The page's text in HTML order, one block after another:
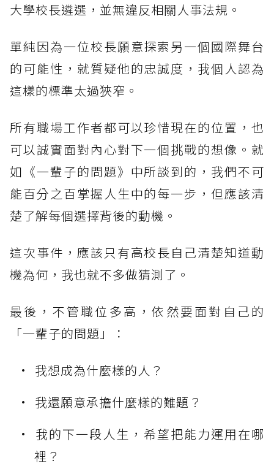
大學校長遴選，並無違反相關人事法規。
單純因為一位校長願意探索另一個國際舞台
的可能性，就質疑他的忠誠度，我個人認為
這樣的標準太過狹窄。
所有職場工作者都可以珍惜現在的位置，也
可以誠實面對內心對下一個挑戰的想像。就
如《一輩子的問題》中所談到的，我們不可
能百分之百掌握人生中的每一步，但應該清
楚了解每個選擇背後的動機。
這次事件，應該只有高校長自己清楚知道動
機為何，我也就不多做猜測了。
最後，不管職位多高，依然要面對自己的
「一輩子的問題」：
我想成為什麼樣的人？
我還願意承擔什麼樣的難題？
我的下一段人生，希望把能力運用在哪
裡？